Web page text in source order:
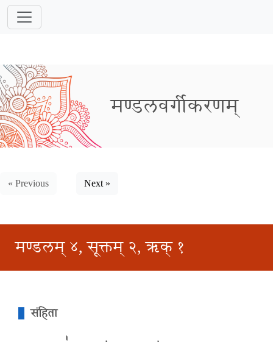
मण्डलवर्गीकरणम्
« Previous Next »
मण्डलम् ४, सूक्तम् २, ऋक् १
संहिता